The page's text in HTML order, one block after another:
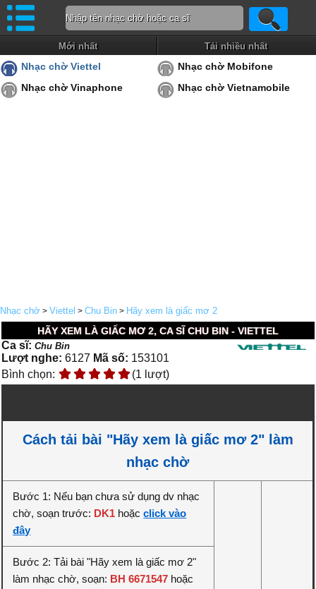
Mới nhất Tải nhiều nhất
Nhạc chờ Viettel
Nhạc chờ Mobifone
Nhạc chờ Vinaphone
Nhạc chờ Vietnamobile
Nhạc chờ > Viettel > Chu Bin > Hãy xem là giấc mơ 2
HÃY XEM LÀ GIẤC MƠ 2, CA SĨ CHU BIN - VIETTEL
Ca sĩ:Chu Bin
Lượt nghe: 6127 Mã số: 153101
Bình chọn:
(1 lượt)
Cách tải bài "Hãy xem là giấc mơ 2" làm
nhạc chờ
Bước 1: Nếu bạn chưa sử dụng dv nhạc
chờ, soạn trước: DK1 hoặcclick vào
đây
Bước 2: Tải bài "Hãy xem là giấc mơ 2"
làm nhạc chờ, soạn: BH 6671547 hoặc